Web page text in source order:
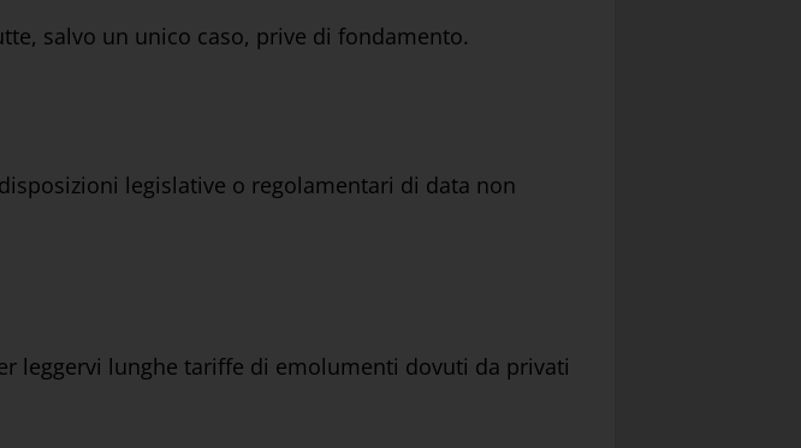
salvo un unico caso, prive di fondamento.
legislative o regolamentari di data non
leggervi lunghe tariffe di emolumenti dovuti da privati